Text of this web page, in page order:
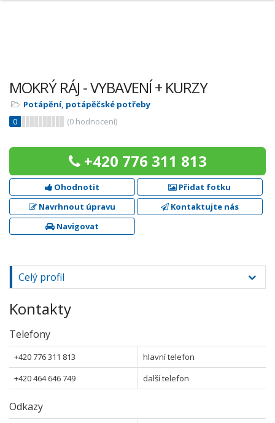
MOKRÝ RÁJ - VYBAVENÍ + KURZY
Potápění, potápěčské potřeby
0
(0 hodnocení)
+420 776 311 813
Ohodnotit
Přidat fotku
Navrhnout úpravu
Kontaktujte nás
Navigovat
Celý profil
Kontakty
Telefony
+420 776 311 813
hlavní telefon
+420 464 646 749
další telefon
Odkazy